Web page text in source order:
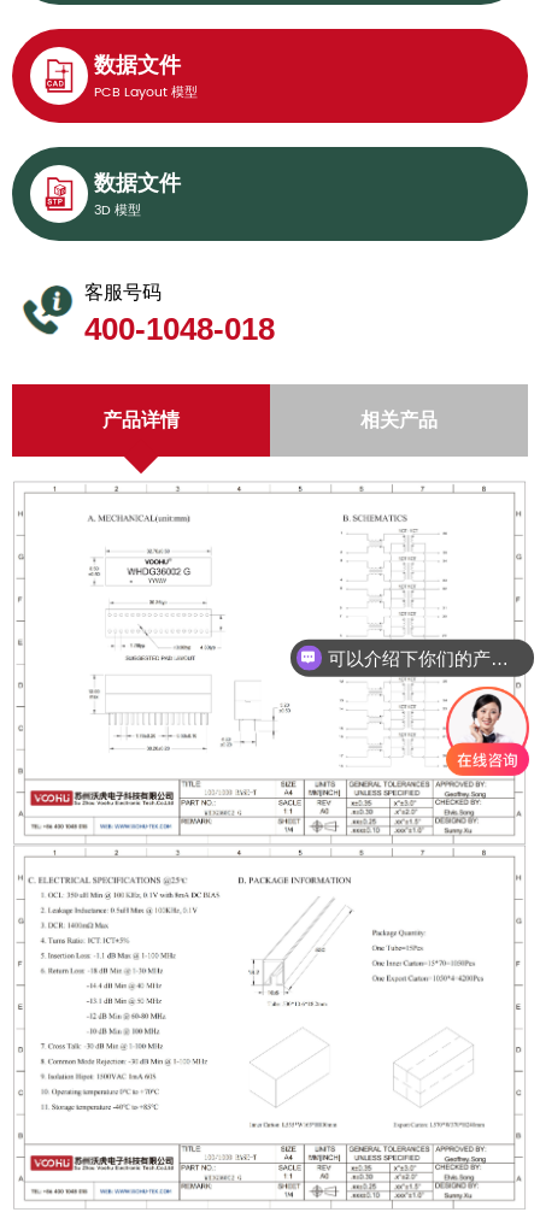
数据文件
PCB Layout 模型
数据文件
3D 模型
客服号码
400-1048-018
产品详情 相关产品
可以介绍下你们的产品么